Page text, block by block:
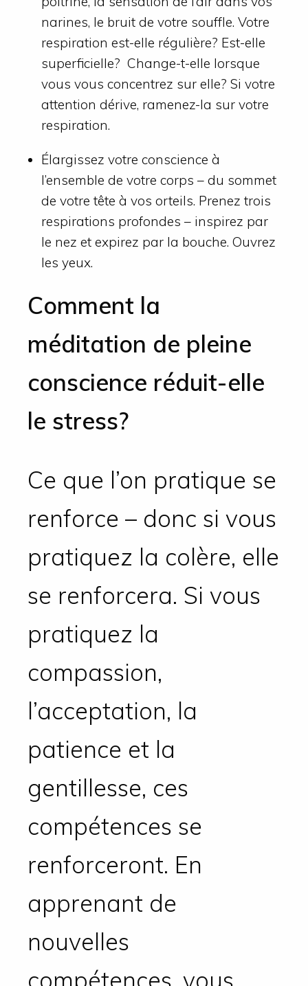
narines, le bruit de votre souffle. Votre
respiration est-elle régulière? Est-elle
superficielle? Change-t-elle lorsque
vous vous concentrez sur elle? Si votre
attention dérive, ramenez-la sur votre
respiration.
Élargissez votre conscience à
l’ensemble de votre corps – du sommet
de votre tête à vos orteils. Prenez trois
respirations profondes – inspirez par
le nez et expirez par la bouche. Ouvrez
les yeux.
Comment la
méditation de pleine
conscience réduit-elle
le stress?
Ce que l’on pratique se
renforce – donc si vous
pratiquez la colère, elle
se renforcera. Si vous
pratiquez la
compassion,
l’acceptation, la
patience et la
gentillesse, ces
compétences se
renforceront. En
apprenant de
nouvelles